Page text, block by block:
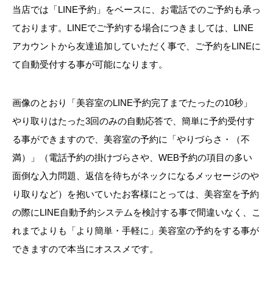
当店では「LINE予約 」をベースに、お電話でのご予約も承っ
ております。LINEでご予約する場合につきましては、LINE
アカウントから友達追加していただく事で、ご予約をLINEに
て自動受付する事が可能になります。
画像のとおり「美容室のLINE予約完了までたったの10秒」
やり取りはたった3回のみの自動応答で、簡単に予約受付す
る事ができますので、美容室の予約に「やりづらさ・（不
満）」（電話予約の掛けづらさや、WEB予約の項目の多い
面倒な入力問題、返信を待ちがネックになるメッセージのや
り取りなど）を抱いていたお客様にとっては、美容室を予約
の際にLINE自動予約システムを検討する事で間違いなく、こ
れまでよりも「より簡単・手軽に」美容室の予約をする事が
できますので本当にオススメです。